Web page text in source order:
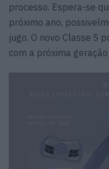
processo. Espera-se
próximo ano,
jugo. O novo Classe S
com a próxima